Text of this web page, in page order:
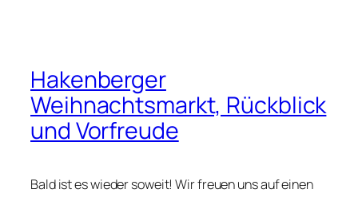
Hakenberger
Weihnachtsmarkt, Rückblick
und Vorfreude
Bald ist es wieder soweit! Wir freuen uns auf einen